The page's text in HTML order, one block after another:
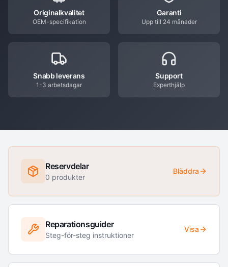
Originalkvalitet
OEM-specifikation
Garanti
Upp till 24 månader
Snabb leverans
1-3 arbetsdagar
Support
Experthjälp
Reservdelar
0 produkter
Bläddra
Reparationsguider
Steg-för-steg instruktioner
Visa